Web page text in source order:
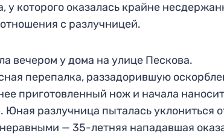
которого оказалась крайне
с разлучницей.
вечером у дома на улице Пескова.
перепалка, раззадорившую
приготовленный нож и начала
разлучница пыталась уклониться
— 35-летняя нападавшая